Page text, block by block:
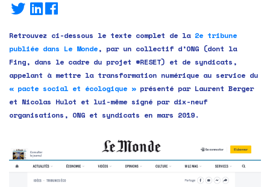
Retrouvez ci-dessous le texte complet de la 2e tribune
publiée dans Le Monde, par un collectif d’ONG (dont la
Fing, dans le cadre du projet #RESET) et de syndicats,
appelant à mettre la transformation numérique au service du
« pacte social et écologique »présenté par Laurent Berger
et Nicolas Hulot et lui-même signé par dix-neuf
organisations, ONG et syndicats en mars 2019.